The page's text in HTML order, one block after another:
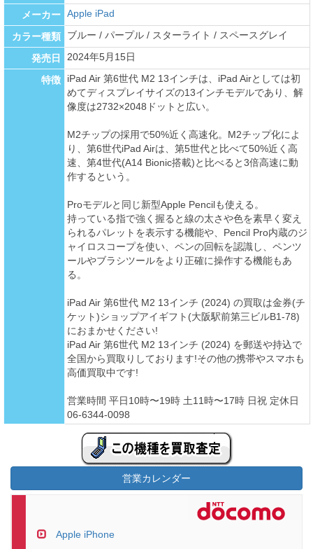
メーカー Apple iPad
カラー種類 ブルー / パープル / スターライト / スペースグレイ
発売日 2024年5月15日
特徴
iPad Air 第6世代 M2 13インチは、iPad Airとしては初
めてディスプレイサイズの13インチモデルであり、解
像度は2732×2048ドットと広い。
M2チップの採用で50%近く高速化。M2チップ化によ
り、第6世代iPad Airは、第5世代と比べて50%近く高
速、第4世代(A14 Bionic搭載)と比べると3倍高速に動
作するという。
Proモデルと同じ新型Apple Pencilも使える。
持っている指で強く握ると線の太さや色を素早く変え
られるパレットを表示する機能や、Pencil Pro内蔵のジ
ャイロスコープを使い、ペンの回転を認識し、ペンツ
ールやブラシツールをより正確に操作する機能もあ
る。
iPad Air 第6世代 M2 13インチ (2024) の買取は金券(チ
ケット)ショップアイギフト(大阪駅前第三ビルB1-78)
におまかせください!
iPad Air 第6世代 M2 13インチ (2024) を郵送や持込で
全国から買取りしております!その他の携帯やスマホも
高価買取中です!
営業時間 平日10時〜19時 土11時〜17時 日祝 定休日
06-6344-0098
営業カレンダー
Apple iPhone